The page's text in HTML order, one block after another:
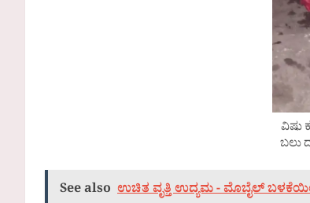
ವಿಷು
ಬಲು
See also ಉಚಿತ ವೃತ್ತಿ ಉದ್ಯಮ - ಮೊಬೈಲ್